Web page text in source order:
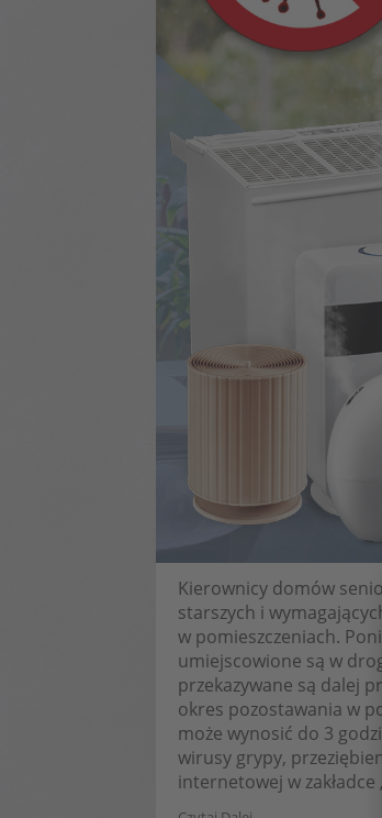
Kierownicy domów
starszych i
w pomieszczeniach.
umiejscowione są w
przekazywane są dalej
okres pozostawania w
może wynosić do 3
wirusy grypy,
internetowej w zakładce